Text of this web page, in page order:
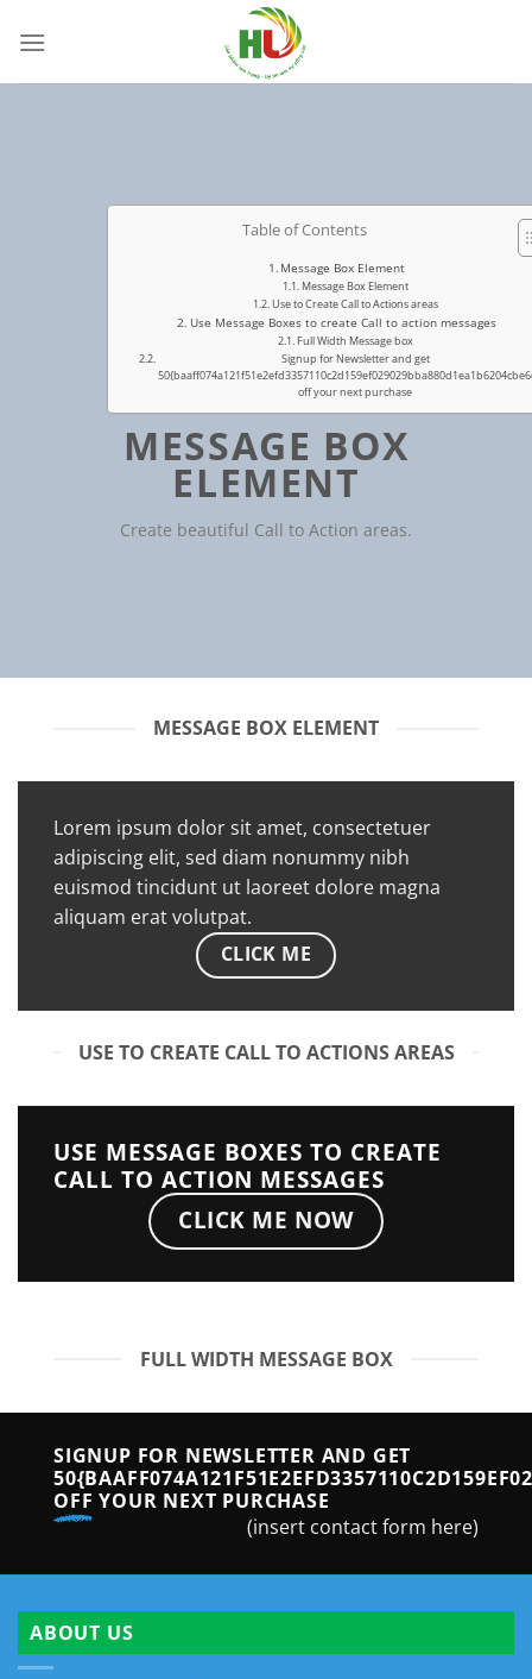
qua
Table of Contents
Message Box Element
Message Box Element
Use to Create Call to Actions areas
Use Message Boxes to create Call to action messages
Full Width Message box
Signup for Newsletter and get
off your next purchase
MESSAGE BOX
ELEMENT
Create beautiful Call to Action areas.
MESSAGE BOX ELEMENT
Lorem ipsum dolor sit amet, consectetuer
adipiscing elit, sed diam nonummy nibh
euismod tincidunt ut laoreet dolore magna
aliquam erat volutpat.
CLICK ME
USE TO CREATE CALL TO ACTIONS AREAS
USE MESSAGE BOXES TO CREATE
CALL TO ACTION MESSAGES
CLICK ME NOW
FULL WIDTH MESSAGE BOX
SIGNUP FOR NEWSLETTER AND GET
OFF YOUR NEXT PURCHASE
(insert contact form here)
ABOUT US